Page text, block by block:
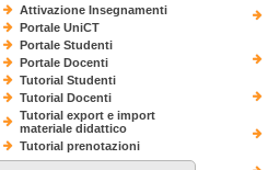
Attivazione Insegnamenti
Portale UniCT
Portale Studenti
Portale Docenti
Tutorial Studenti
Tutorial Docenti
Tutorial export e import
materiale didattico
Tutorial prenotazioni